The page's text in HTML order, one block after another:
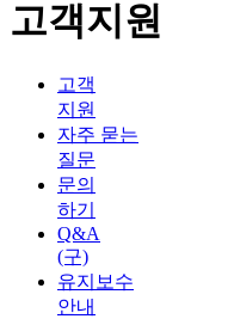
고객지원
고객
지원
자주 묻는
질문
문의
하기
Q&A
(구)
유지보수
안내